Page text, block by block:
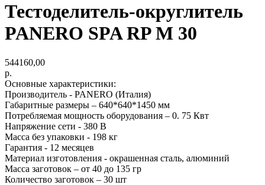
Тестоделитель-округлитель
PANERO SPA RP M 30
544160,00
р.
Основные характеристики:
Производитель - PANERO (Италия)
Габаритные размеры – 640*640*1450 мм
Потребляемая мощность оборудования – 0. 75 Квт
Напряжение сети - 380 В
Масса без упаковки - 198 кг
Гарантия - 12 месяцев
Материал изготовления - окрашенная сталь, алюминий
Масса заготовок – от 40 до 135 гр
Количество заготовок – 30 шт